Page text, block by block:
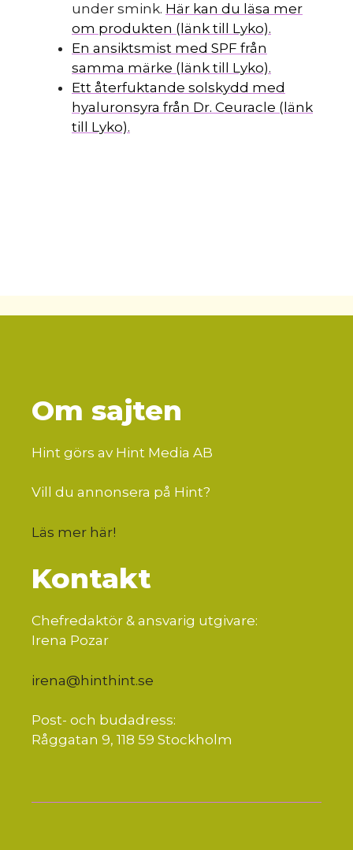
under smink. Här kan du läsa mer
om produkten (länk till Lyko).
En ansiktsmist med SPF från
samma märke (länk till Lyko).
Ett återfuktande solskydd med
hyaluronsyra från Dr. Ceuracle (länk
till Lyko).
Om sajten
Hint görs av Hint Media AB
Vill du annonsera på Hint?
Läs mer här!
Kontakt
Chefredaktör & ansvarig utgivare:
Irena Pozar
irena@hinthint.se
Post- och budadress:
Råggatan 9, 118 59 Stockholm